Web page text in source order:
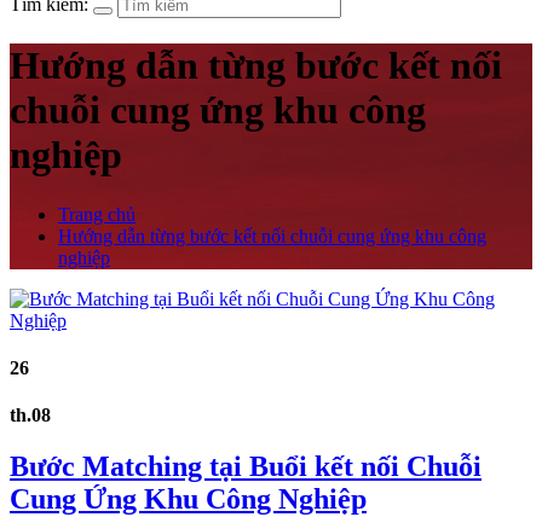
Tìm kiếm:
Hướng dẫn từng bước kết nối
chuỗi cung ứng khu công
nghiệp
Trang chủ
Hướng dẫn từng bước kết nối chuỗi cung ứng khu công
nghiệp
26
th.08
Bước Matching tại Buổi kết nối Chuỗi
Cung Ứng Khu Công Nghiệp